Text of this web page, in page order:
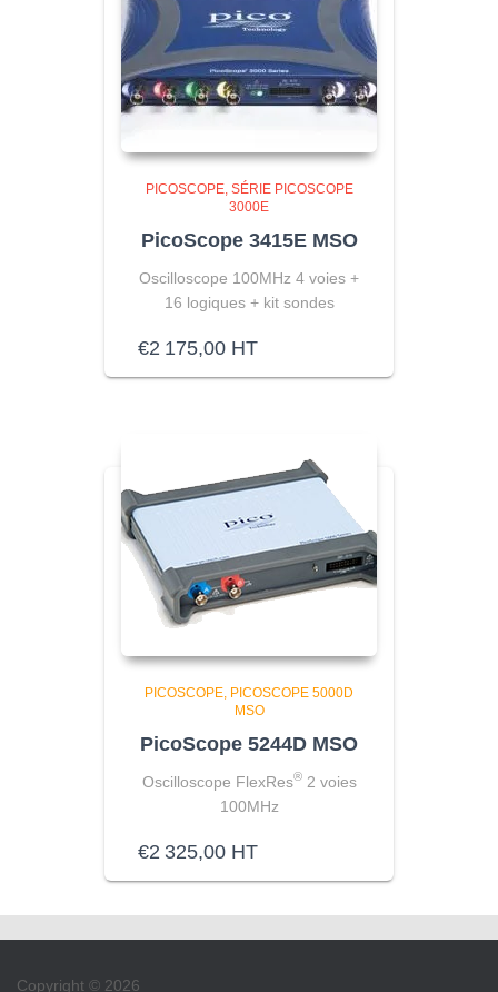
PICOSCOPE SÉRIE PICOSCOPE
3000E
PicoScope 3415E MSO
Oscilloscope 100MHz 4 voies +
16 logiques + kit sondes
€2 175,00 HT
PICOSCOPE PICOSCOPE 5000D
MSO
PicoScope 5244D MSO
Oscilloscope FlexRes®2 voies
100MHz
€2 325,00 HT
Copyright © 2026